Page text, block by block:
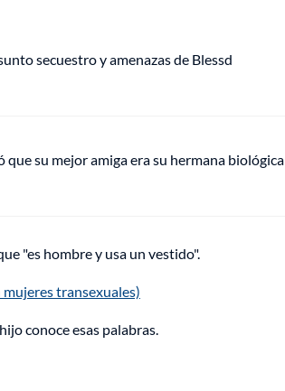
secuestro y amenazas de Blessd
su mejor amiga era su hermana biológica
"es hombre y usa un vestido".
transexuales)
conoce esas palabras.